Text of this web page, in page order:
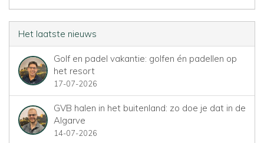
Het laatste nieuws
Golf en padel vakantie: golfen én padellen op
het resort
17-07-2026
GVB halen in het buitenland: zo doe je dat in de
Algarve
14-07-2026